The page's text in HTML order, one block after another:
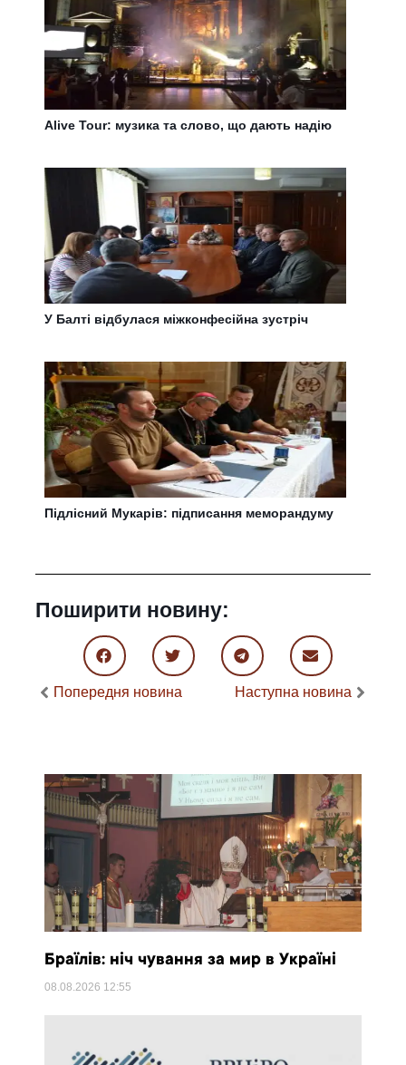
Alive Tour: музика та слово, що дають надію
У Балті відбулася міжконфесійна зустріч
Підлісний Мукарів: підписання меморандуму
Поширити новину:
Попередня новина Наступна новина
Браїлів: ніч чування за мир в Україні
08.08.2026 12:55